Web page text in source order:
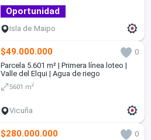
Oportunidad
Isla de Maipo
$49.000.000
0
Parcela 5.601 m² | Primera línea loteo |
Valle del Elqui | Agua de riego
5601 m2
Vicuña
$280.000.000
0